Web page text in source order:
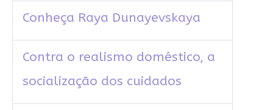
Conheça Raya Dunayevskaya
Contra o realismo doméstico, a
socialização dos cuidados